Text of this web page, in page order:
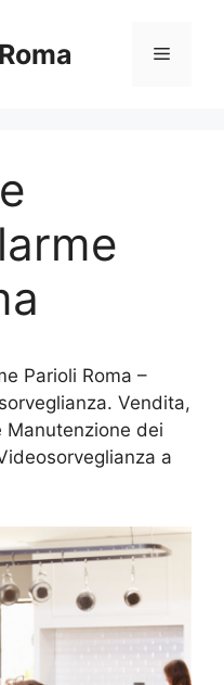
Menu
Parioli Roma –
Vendita,
Manutenzione dei
a